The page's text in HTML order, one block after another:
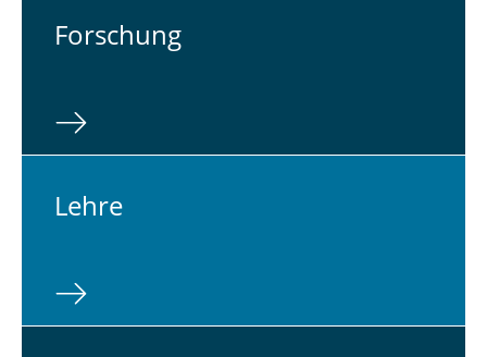
For­schung
Lehre